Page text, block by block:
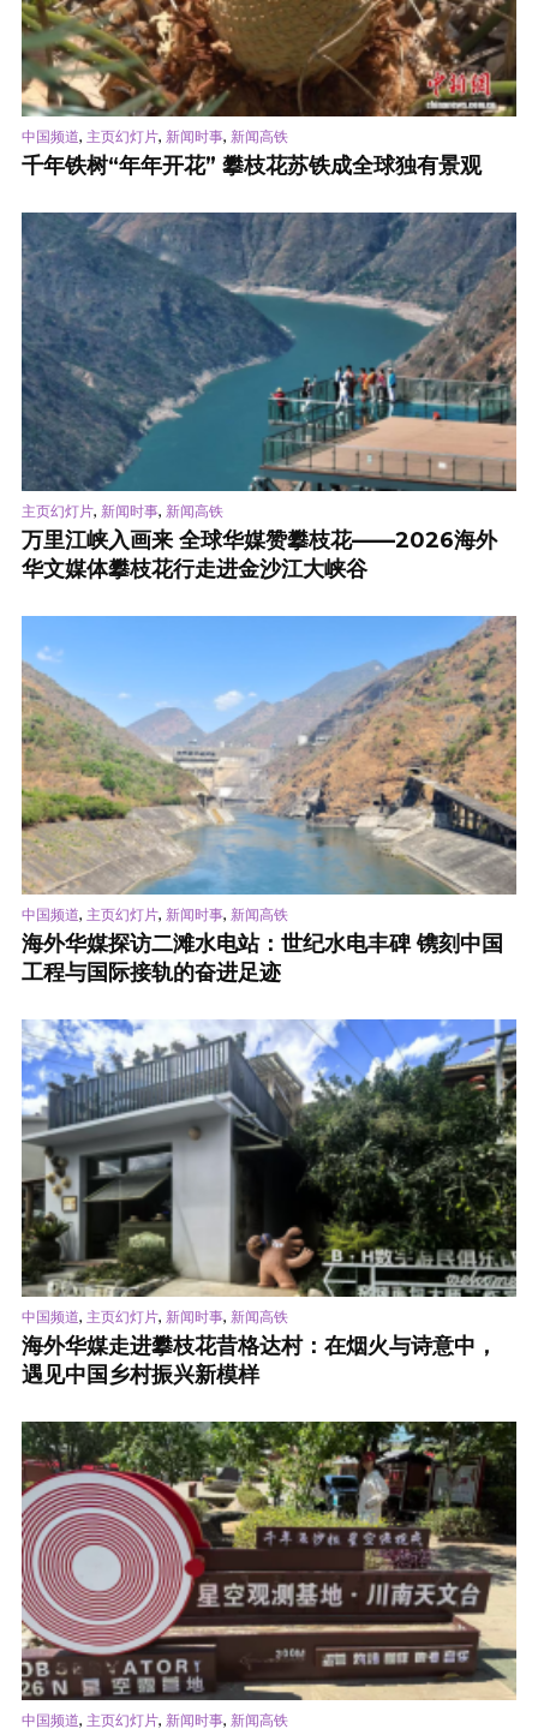
中国频道, 主页幻灯片, 新闻时事, 新闻高铁
千年铁树“年年开花” 攀枝花苏铁成全球独有景观
主页幻灯片, 新闻时事, 新闻高铁
万里江峡入画来 全球华媒赞攀枝花——2026海外
华文媒体攀枝花行走进金沙江大峡谷
中国频道, 主页幻灯片, 新闻时事, 新闻高铁
海外华媒探访二滩水电站：世纪水电丰碑 镌刻中国
工程与国际接轨的奋进足迹
中国频道, 主页幻灯片, 新闻时事, 新闻高铁
海外华媒走进攀枝花昔格达村：在烟火与诗意中，
遇见中国乡村振兴新模样
中国频道, 主页幻灯片, 新闻时事, 新闻高铁